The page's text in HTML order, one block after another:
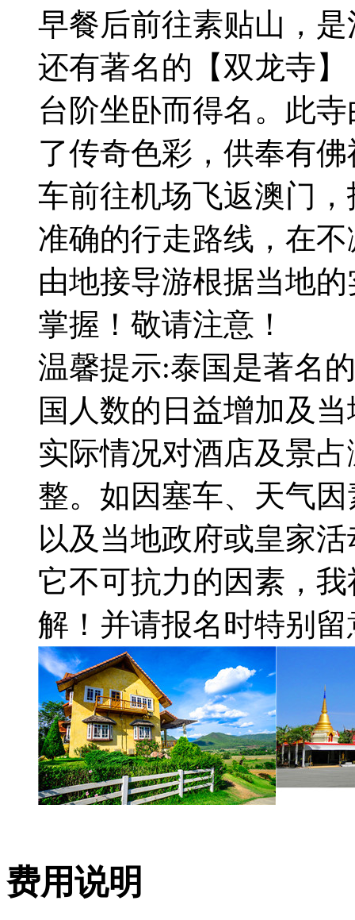
早餐后前往素贴山，
还有著名的【双龙寺
台阶坐卧而得名。此
了传奇色彩，供奉有
车前往机场飞返澳门
准确的行走路线，在
由地接导游根据当地
掌握！敬请注意！
温馨提示:泰国是著名
国人数的日益增加及
实际情况对酒店及景
整。如因塞车、天气
以及当地政府或皇家
它不可抗力的因素，
解！并请报名时特别留
费用说明